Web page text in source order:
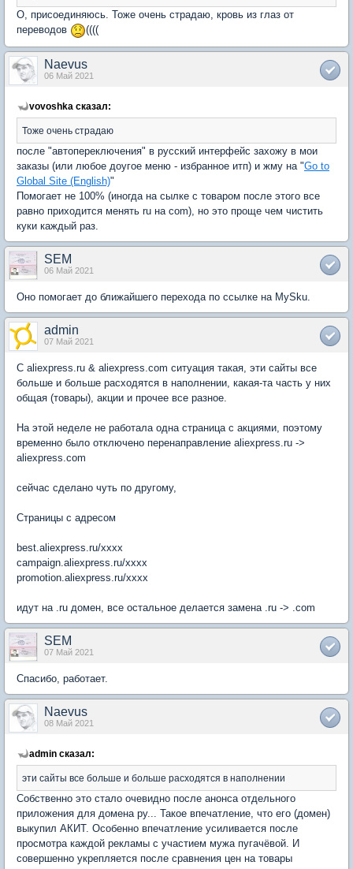
О, присоединяюсь. Тоже очень страдаю, кровь из глаз от
переводов
((((
Naevus
06 Май 2021
vovoshka сказал:
Тоже очень страдаю
после "автопереключения" в русский интерфейс захожу в мои
заказы (или любое доугое меню - избранное итп) и жму на "Go to
Global Site (English)"
Помогает не 100% (иногда на сылке с товаром после этого все
равно приходится менять ru на com), но это проще чем чистить
куки каждый раз.
SEM
06 Май 2021
Оно помогает до ближайшего перехода по ссылке на MySku.
admin
07 Май 2021
C aliexpress.ru & aliexpress.com ситуация такая, эти сайты все
больше и больше расходятся в наполнении, какая-та часть у них
общая (товары), акции и прочее все разное.
На этой неделе не работала одна страница с акциями, поэтому
временно было отключено перенаправление aliexpress.ru ->
aliexpress.com
сейчас сделано чуть по другому,
Страницы с адресом
best.aliexpress.ru/xxxx
campaign.aliexpress.ru/xxxx
promotion.aliexpress.ru/xxxx
идут на .ru домен, все остальное делается замена .ru -> .com
SEM
07 Май 2021
Спасибо, работает.
Naevus
08 Май 2021
admin сказал:
эти сайты все больше и больше расходятся в наполнении
Собственно это стало очевидно после анонса отдельного
приложения для домена ру... Такое впечатление, что его (домен)
выкупил АКИТ. Особенно впечатление усиливается после
просмотра каждой рекламы с участием мужа пугачёвой. И
совершенно укрепляется после сравнения цен на товары